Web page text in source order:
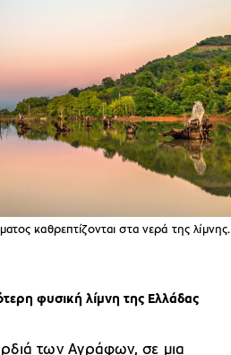
καθρεπτίζονται στα νερά της λίμνης.
φυσική λίμνη της Ελλάδας
των Αγράφων, σε μια